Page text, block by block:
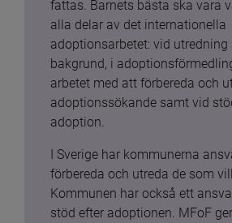
fattas. Barnets bästa ska vara
alla delar av det internationella
adoptionsarbetet: vid utredning
bakgrund, i
arbetet med att förbereda och
adoptionssökande samt vid
adoption.
I Sverige har kommunerna
förbereda och utreda de som
Kommunen har också ett
stöd efter adoptionen. MFoF